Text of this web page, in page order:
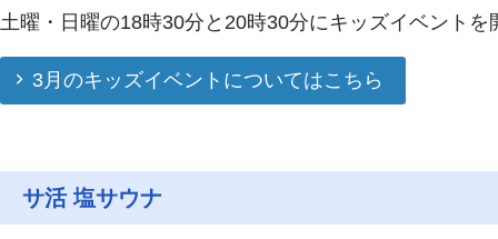
土曜・日曜の18時30分と20時30分にキッズイベントを
3月のキッズイベントについてはこちら
サ活 塩サウナ